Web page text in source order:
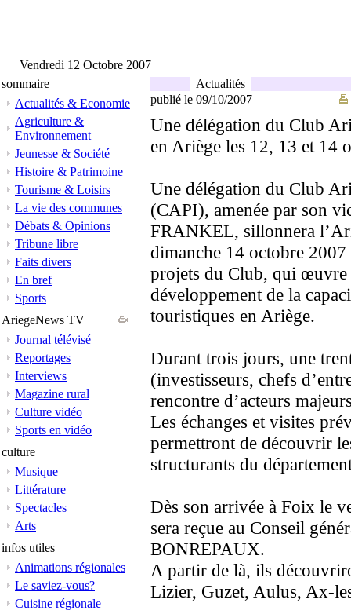
Vendredi 12 Octobre 2007
sommaire
Actualités & Economie
Agriculture &
Environnement
Jeunesse & Société
Histoire & Patrimoine
Tourisme & Loisirs
La vie des communes
Débats & Opinions
Tribune libre
Faits divers
En bref
Sports
AriegeNews TV
Journal télévisé
Reportages
Interviews
Magazine rural
Culture vidéo
Sports en vidéo
culture
Musique
Littérature
Spectacles
Arts
infos utiles
Animations régionales
Le saviez-vous?
Cuisine régionale
Actualités
publié le 09/10/2007
Une délégation du Club
en Ariège les 12, 13 et 14
Une délégation du Club
(CAPI), amenée par son
FRANKEL, sillonnera
dimanche 14 octobre
projets du Club, qui œuvre
développement de la
touristiques en Ariège.
Durant trois jours, une
(investisseurs, chefs
rencontre d’acteurs
Les échanges et visites
permettront de découvrir
structurants du
Dès son arrivée à Foix le
sera reçue au Conseil
BONREPAUX.
A partir de là, ils
Lizier, Guzet, Aulus, Ax-